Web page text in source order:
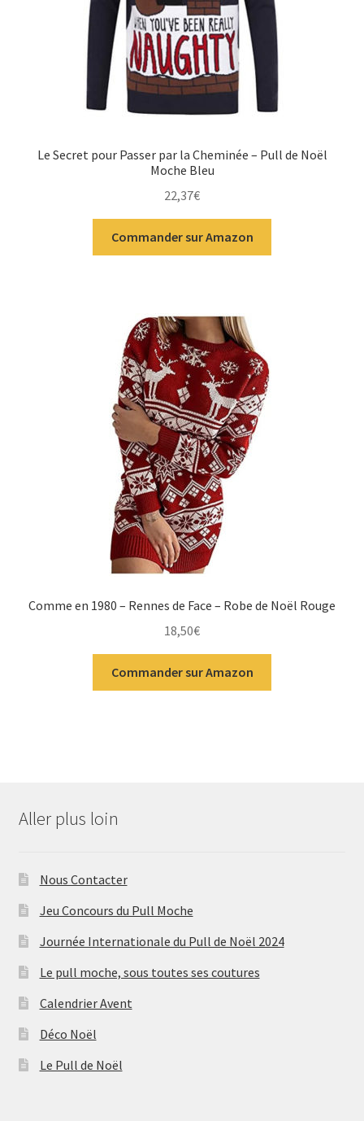
Le Secret pour Passer par la Cheminée – Pull de Noël
Moche Bleu
22,37€
Commander sur Amazon
Comme en 1980 – Rennes de Face – Robe de Noël Rouge
18,50€
Commander sur Amazon
Aller plus loin
Nous Contacter
Jeu Concours du Pull Moche
Journée Internationale du Pull de Noël 2024
Le pull moche, sous toutes ses coutures
Calendrier Avent
Déco Noël
Le Pull de Noël